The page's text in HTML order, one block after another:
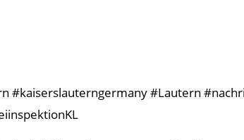
#kaiserslauterngermany #Lautern